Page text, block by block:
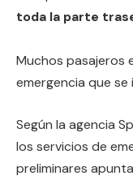
toda la parte
Muchos pasajeros
emergencia que
Según la agencia
los servicios de
preliminares